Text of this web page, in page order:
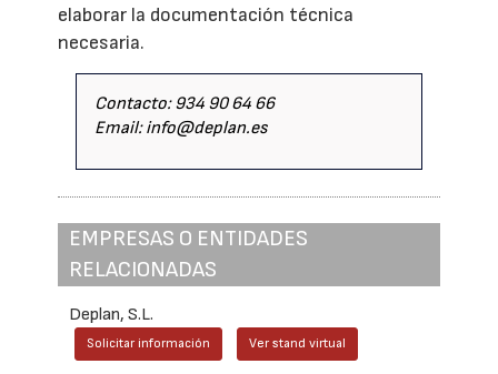
elaborar la documentación técnica
necesaria.
Contacto: 934 90 64 66
Email: info@deplan.es
EMPRESAS O ENTIDADES
RELACIONADAS
Deplan, S.L.
Solicitar información Ver stand virtual